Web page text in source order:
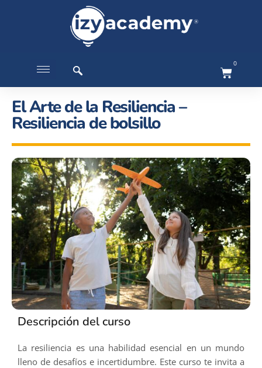
0
El Arte de la Resiliencia –
Resiliencia de bolsillo
Descripción del curso
La resiliencia es una habilidad esencial en un mundo
lleno de desafíos e incertidumbre. Este curso te invita a